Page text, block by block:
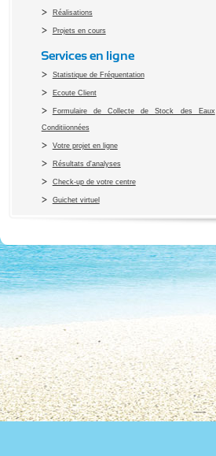
Réalisations
Projets en cours
Services en ligne
Statistique de Fréquentation
Ecoute Client
Formulaire de Collecte de Stock des Eaux
Conditiionnées
Votre projet en ligne
Résultats d'analyses
Check-up de votre centre
Guichet virtuel